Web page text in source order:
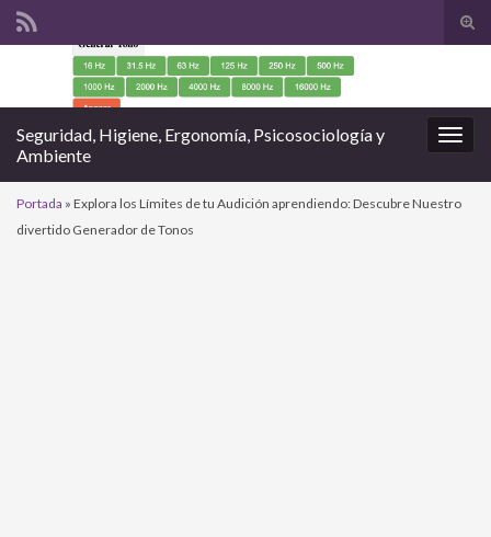
el
Search for:
Seguridad, Higiene, Ergonomía, Psicosociología y
Ambiente
Portada » Explora los Límites de tu Audición aprendiendo: Descubre Nuestro
divertido Generador de Tonos